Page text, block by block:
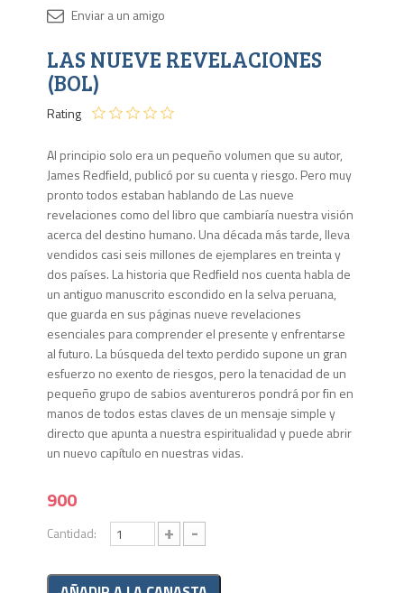
LAS NUEVE REVELACIONES
(BOL)
Rating
Al principio solo era un pequeño volumen que su autor,
James Redfield, publicó por su cuenta y riesgo. Pero muy
pronto todos estaban hablando de Las nueve
revelaciones como del libro que cambiaría nuestra visión
acerca del destino humano. Una década más tarde, lleva
vendidos casi seis millones de ejemplares en treinta y
dos países. La historia que Redfield nos cuenta habla de
un antiguo manuscrito escondido en la selva peruana,
que guarda en sus páginas nueve revelaciones
esenciales para comprender el presente y enfrentarse
al futuro. La búsqueda del texto perdido supone un gran
esfuerzo no exento de riesgos, pero la tenacidad de un
pequeño grupo de sabios aventureros pondrá por fin en
manos de todos estas claves de un mensaje simple y
directo que apunta a nuestra espiritualidad y puede abrir
un nuevo capítulo en nuestras vidas.
900
Cantidad: + -